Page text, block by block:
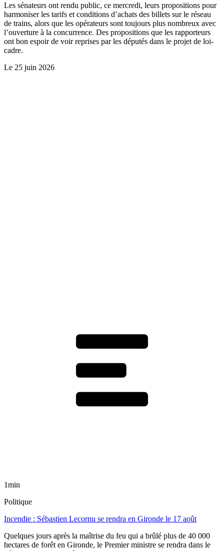
Les sénateurs ont rendu public, ce mercredi, leurs propositions pour
harmoniser les tarifs et conditions d’achats des billets sur le réseau
de trains, alors que les opérateurs sont toujours plus nombreux avec
l’ouverture à la concurrence. Des propositions que les rapporteurs
ont bon espoir de voir reprises par les députés dans le projet de loi-
cadre.
Le 25 juin 2026
1min
Politique
Incendie : Sébastien Lecornu se rendra en Gironde le 17 août
Quelques jours après la maîtrise du feu qui a brûlé plus de 40 000
hectares de forêt en Gironde, le Premier ministre se rendra dans le